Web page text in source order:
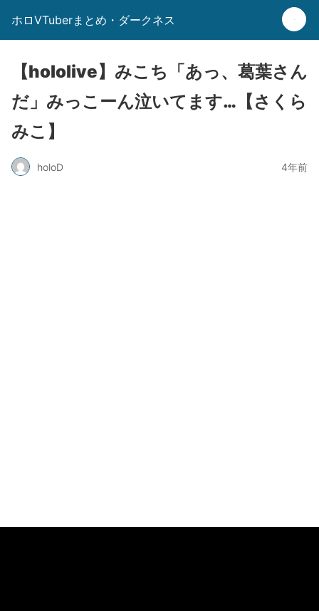
ホロVTuberまとめ・ダークネス
【hololive】みこち「あっ、葛葉さん
だ」みっこーん泣いてます…【さくら
みこ】
holoD 4年前